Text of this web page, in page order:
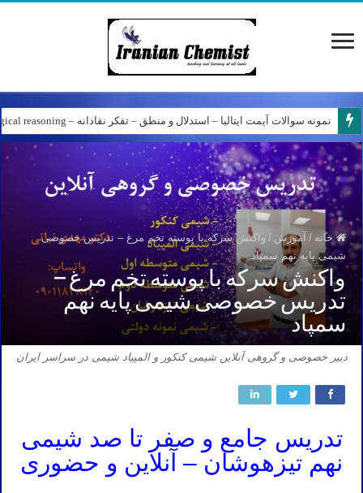
نمونه سوالات آیمت ایتالیا – استدلال و منطق – تفکر نقادانه – Logical reasoning – پارت ۷
پاسخ سوالات آیمت ۲۰۲۵ ایتالیا – آزمون IMAT 2025 – پاسخ سوالات شیمی آیمت ۲۰۲۵
خانه / آموزش / واکنش سرکه با پوسته تخم مرغ – تدریس خصوصی
شیمی پایه نهم سمپاد
واکنش سرکه با پوسته تخم مرغ –
تدریس خصوصی شیمی پایه نهم
سمپاد
دبیر خصوصی و گروهی آنلاین شیمی کنکور و المپیاد شیمی در سراسر ایران
تدریس جامع و صفر تا صد شیمی
نهم تیزهوشان – آنلاین و حضوری